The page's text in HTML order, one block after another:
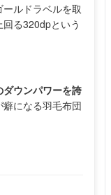
ルドラベルを取
る320dpという
ウンパワーを誇
になる羽毛布団